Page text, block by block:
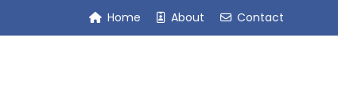
Home About Contact